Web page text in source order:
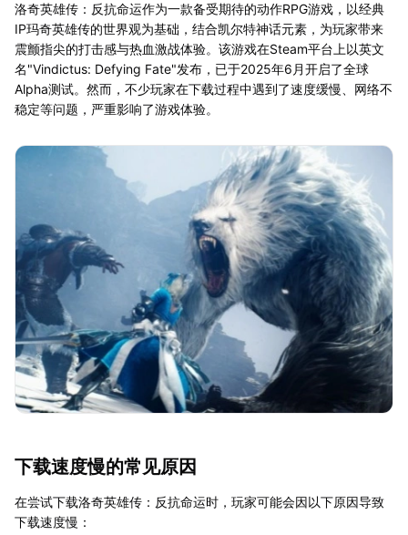
洛奇英雄传：反抗命运作为一款备受期待的动作RPG游戏，以经典
IP玛奇英雄传的世界观为基础，结合凯尔特神话元素，为玩家带来
震颤指尖的打击感与热血激战体验。该游戏在Steam平台上以英文
名"Vindictus: Defying Fate"发布，已于2025年6月开启了全球
Alpha测试。然而，不少玩家在下载过程中遇到了速度缓慢、网络不
稳定等问题，严重影响了游戏体验。
下载速度慢的常见原因
在尝试下载洛奇英雄传：反抗命运时，玩家可能会因以下原因导致
下载速度慢：